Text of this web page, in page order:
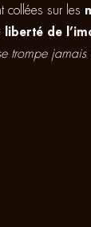
collées sur les
liberté de
trompe